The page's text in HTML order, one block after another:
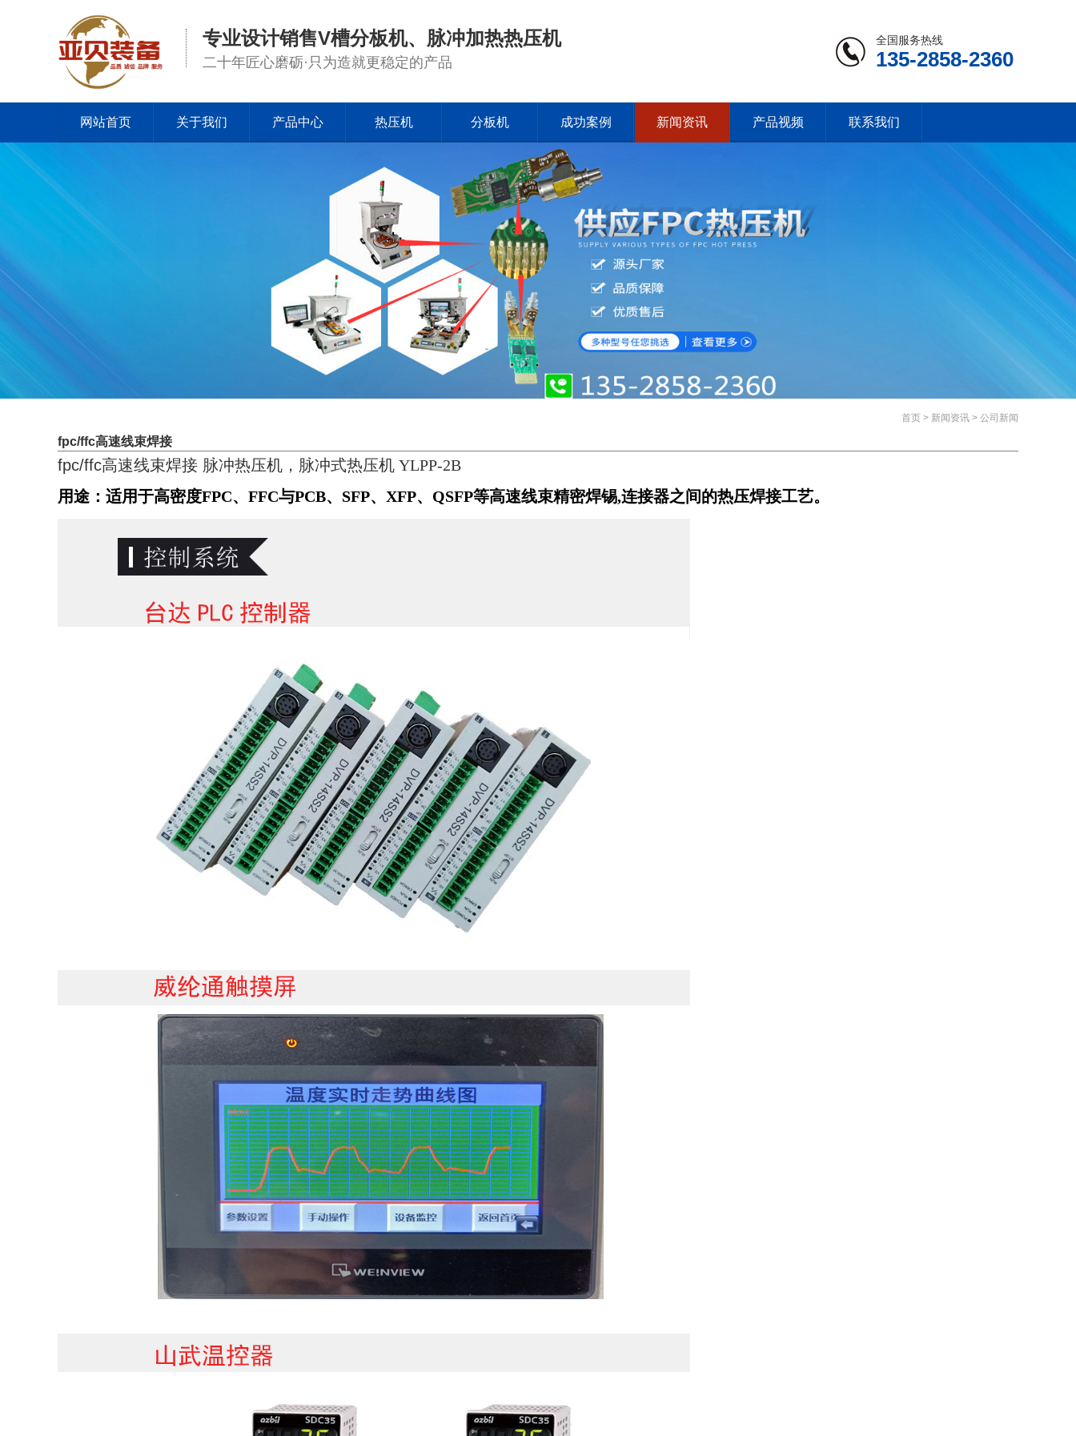
专业设计销售V槽分板机、脉冲加热热压机
二十年匠心磨砺·只为造就更稳定的产品
全国服务热线
135-2858-2360
网站首页 关于我们 产品中心 热压机 分板机 成功案例 新闻资讯 产品视频 联系我们
首页 > 新闻资讯 > 公司新闻
fpc/ffc高速线束焊接
fpc/ffc高速线束焊接 脉冲热压机，脉冲式热压机 YLPP-2B
用途： 适用于高密度FPC、 FFC与PCB、SFP、XFP、QSFP等高速线束精密焊锡,连接器之间的热压焊接工艺。